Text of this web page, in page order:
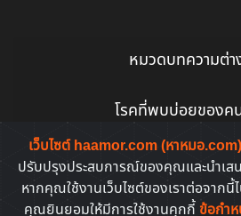
เว็บไซต์ haamor.com (หาหมอ
ปรับปรุงประสบการณ์ของคุณและนำเส
หากคุณใช้งานเว็บไซต์ของเราต่อจากนี้
คุณยินยอมให้มีการใช้งานคุกกี้ ข้อกำห
หมวดบทความต่า
โรคที่พบบ่อยของค
ยาที่คนไทยค้นหา